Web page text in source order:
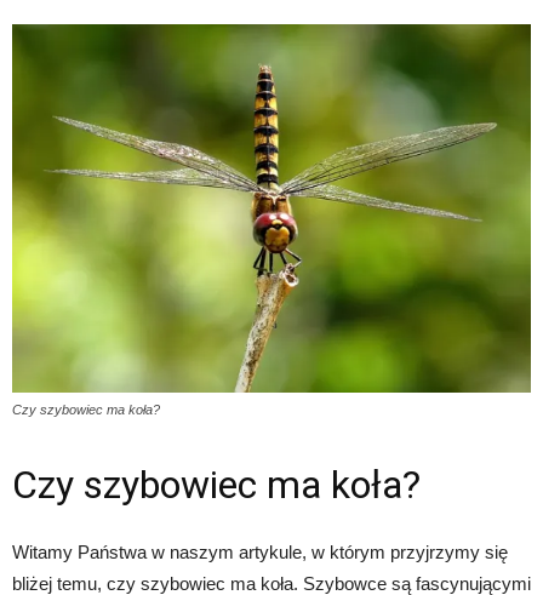
Czy szybowiec ma koła?
Czy szybowiec ma koła?
Witamy Państwa w naszym artykule, w którym przyjrzymy się
bliżej temu, czy szybowiec ma koła. Szybowce są fascynującymi